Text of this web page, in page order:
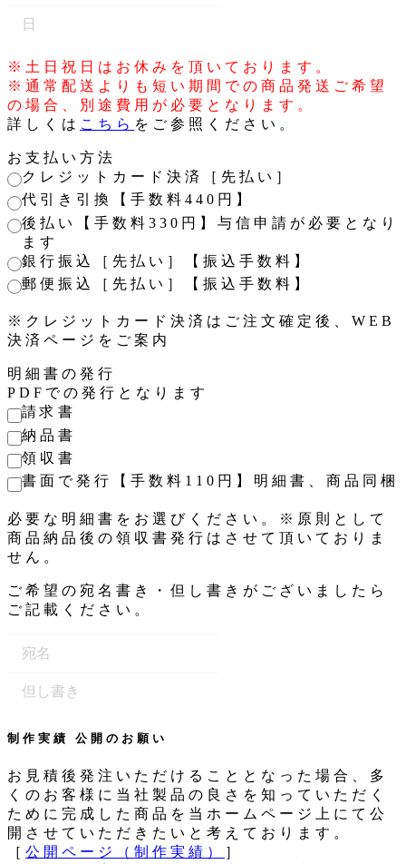
※土日祝日はお休みを頂いております。
※通常配送よりも短い期間での商品発送ご希望
の場合、別途費用が必要となります。
詳しくは こちら をご参照ください。
お支払い方法
クレジットカード決済［先払い］
代引き引換【手数料440円】
後払い【手数料330円】与信申請が必要となり
ます
銀行振込［先払い］【振込手数料】
郵便振込［先払い］【振込手数料】
※クレジットカード決済はご注文確定後、WEB
決済ページをご案内
明細書の発行
PDFでの発行となります
請求書
納品書
領収書
書面で発行【手数料110円】明細書、商品同梱
必要な明細書をお選びください。※原則として
商品納品後の領収書発行はさせて頂いておりま
せん。
ご希望の宛名書き・但し書きがございましたら
ご記載ください。
制作実績 公開のお願い
お見積後発注いただけることとなった場合、多
くのお客様に当社製品の良さを知っていただく
ために完成した商品を当ホームページ上にて公
開させていただきたいと考えております。
［ 公開ページ（制作実績）
］